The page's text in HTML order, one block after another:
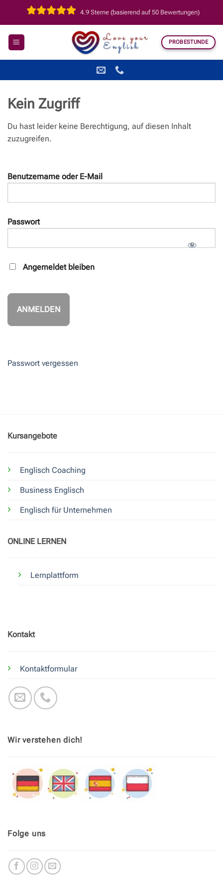
4.9 Sterne (basierend auf 50 Bewertungen)
PROBESTUNDE
Kein Zugriff
Du hast leider keine Berechtigung, auf diesen Inhalt
zuzugreifen.
Benutzername oder E-Mail
Passwort
Angemeldet bleiben
Passwort vergessen
Kursangebote
Englisch Coaching
Business Englisch
Englisch für Unternehmen
ONLINE LERNEN
Lernplattform
Kontakt
Kontaktformular
Wir verstehen dich!
Folge uns